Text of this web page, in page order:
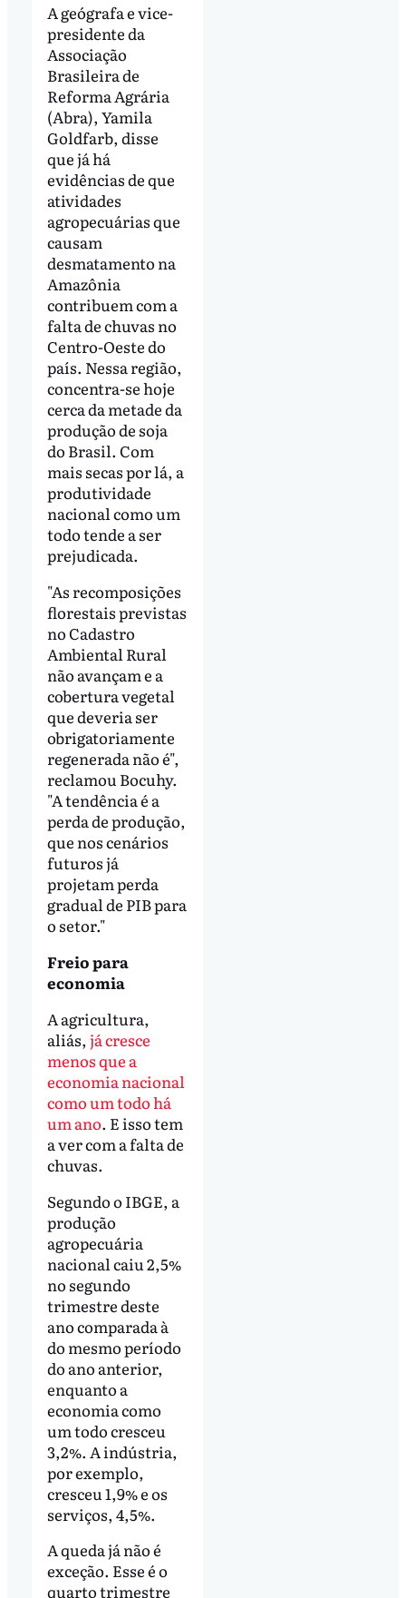
A geógrafa e vice-
presidente da
Associação
Brasileira de
Reforma Agrária
(Abra), Yamila
Goldfarb, disse
que já há
evidências de que
atividades
agropecuárias que
causam
desmatamento na
Amazônia
contribuem com a
falta de chuvas no
Centro-Oeste do
país. Nessa região,
concentra-se hoje
cerca da metade da
produção de soja
do Brasil. Com
mais secas por lá, a
produtividade
nacional como um
todo tende a ser
prejudicada.
"As recomposições
florestais previstas
no Cadastro
Ambiental Rural
não avançam e a
cobertura vegetal
que deveria ser
obrigatoriamente
regenerada não é",
reclamou Bocuhy.
"A tendência é a
perda de produção,
que nos cenários
futuros já
projetam perda
gradual de PIB para
o setor."
Freio para
economia
A agricultura,
aliás, já cresce
menos que a
economia nacional
como um todo há
um ano. E isso tem
a ver com a falta de
chuvas.
Segundo o IBGE, a
produção
agropecuária
nacional caiu 2,5%
no segundo
trimestre deste
ano comparada à
do mesmo período
do ano anterior,
enquanto a
economia como
um todo cresceu
3,2%. A indústria,
por exemplo,
cresceu 1,9% e os
serviços, 4,5%.
A queda já não é
exceção. Esse é o
quarto trimestre